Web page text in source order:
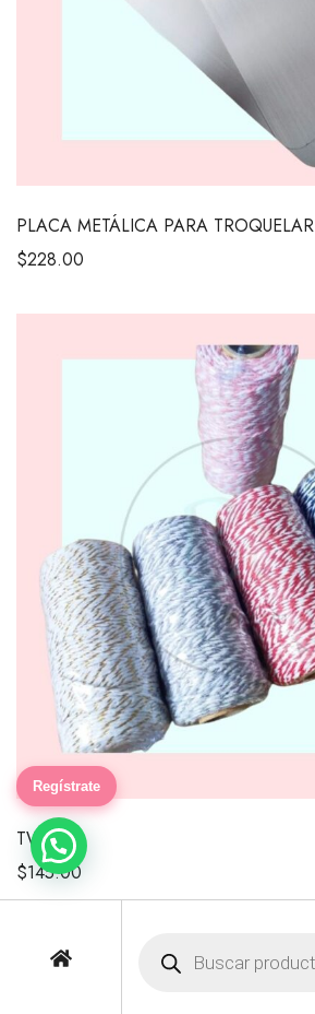
PLACA METÁLICA PARA TROQUELAR
$228.00
TWAIN
$145.00
Regístrate